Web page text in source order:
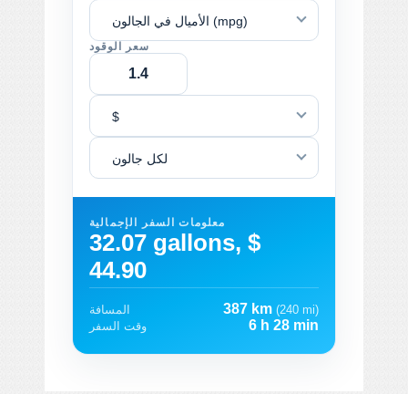
الأميال في الجالون (mpg)
سعر الوقود
$
لكل جالون
معلومات السفر الإجمالية
32.07 gallons, $
44.90
المسافة 387 km (240 mi)
وقت السفر
6 h 28 min